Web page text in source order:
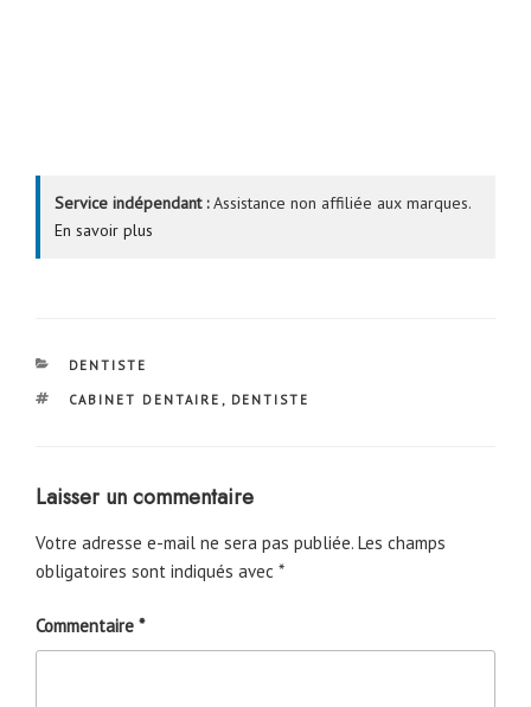
Service indépendant :Assistance non affiliée aux marques.
En savoir plus
CATÉGORIES
DENTISTE
ÉTIQUETTES
CABINET DENTAIRE , DENTISTE
Laisser un commentaire
Votre adresse e-mail ne sera pas publiée. Les champs
obligatoires sont indiqués avec *
Commentaire *